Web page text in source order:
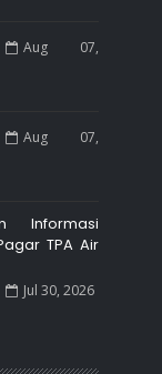
Aug 07,
Aug 07,
Informasi
TPA Air
Jul 30, 2026